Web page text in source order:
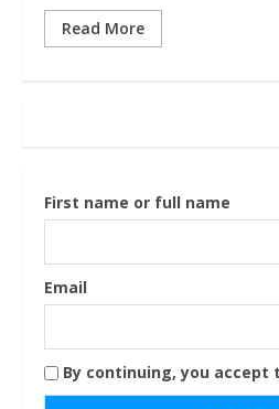
Read More
First name or full name
Email
By continuing, you accept